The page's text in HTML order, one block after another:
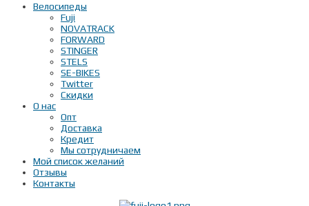
Велосипеды
Fuji
NOVATRACK
FORWARD
STINGER
STELS
SE-BIKES
Twitter
Скидки
О нас
Опт
Доставка
Кредит
Мы сотрудничаем
Мой список желаний
Отзывы
Контакты